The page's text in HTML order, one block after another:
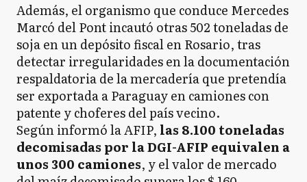
Además, el organismo que conduce Mercedes
Marcó del Pont incautó otras 502 toneladas de
soja en un depósito fiscal en Rosario, tras
detectar irregularidades en la documentación
respaldatoria de la mercadería que pretendía
ser exportada a Paraguay en camiones con
patente y choferes del país vecino.
Según informó la AFIP, las 8.100 toneladas
decomisadas por la DGI-AFIP equivalen a
unos 300 camiones, y el valor de mercado